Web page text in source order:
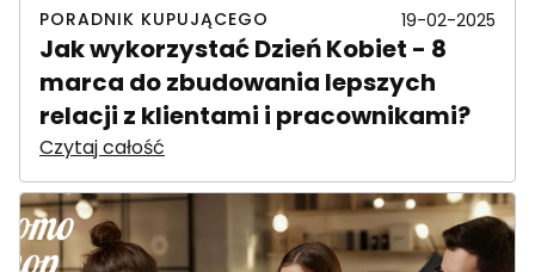
PORADNIK KUPUJĄCEGO 19-02-2025
Jak wykorzystać Dzień Kobiet - 8
marca do zbudowania lepszych
relacji z klientami i pracownikami?
Czytaj całość